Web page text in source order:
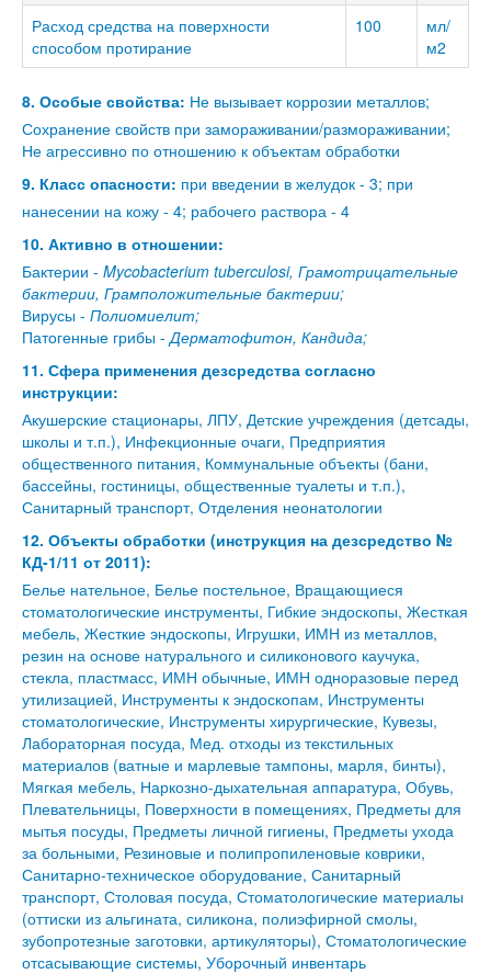
Расход средства на поверхности
способом протирание
100
мл/
м2
8. Особые свойства: Не вызывает коррозии металлов;
Сохранение свойств при замораживании/размораживании;
Не агрессивно по отношению к объектам обработки
9. Класс опасности: при введении в желудок - 3; при
нанесении на кожу - 4; рабочего раствора - 4
10. Активно в отношении:
Бактерии - Mycobacterium tuberculosi, Грамотрицательные
бактерии, Грамположительные бактерии;
Вирусы - Полиомиелит;
Патогенные грибы -Дерматофитон, Кандида;
11. Сфера применения дезсредства согласно
инструкции:
Акушерские стационары, ЛПУ, Детские учреждения (детсады,
школы и т.п.), Инфекционные очаги, Предприятия
общественного питания, Коммунальные объекты (бани,
бассейны, гостиницы, общественные туалеты и т.п.),
Санитарный транспорт, Отделения неонатологии
12. Объекты обработки (инструкция на дезсредство №
КД-1/11 от 2011):
Белье нательное, Белье постельное, Вращающиеся
стоматологические инструменты, Гибкие эндоскопы, Жесткая
мебель, Жесткие эндоскопы, Игрушки, ИМН из металлов,
резин на основе натурального и силиконового каучука,
стекла, пластмасс, ИМН обычные, ИМН одноразовые перед
утилизацией, Инструменты к эндоскопам, Инструменты
стоматологические, Инструменты хирургические, Кувезы,
Лабораторная посуда, Мед. отходы из текстильных
материалов (ватные и марлевые тампоны, марля, бинты),
Мягкая мебель, Наркозно-дыхательная аппаратура, Обувь,
Плевательницы, Поверхности в помещениях, Предметы для
мытья посуды, Предметы личной гигиены, Предметы ухода
за больными, Резиновые и полипропиленовые коврики,
Санитарно-техническое оборудование, Санитарный
транспорт, Столовая посуда, Стоматологические материалы
(оттиски из альгината, силикона, полиэфирной смолы,
зубопротезные заготовки, артикуляторы), Стоматологические
отсасывающие системы, Уборочный инвентарь